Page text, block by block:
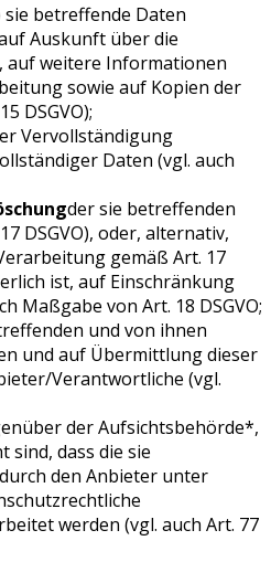
sie betreffende Daten
Auskunft über die
auf weitere Informationen
sowie auf Kopien der
DSGVO);
Vervollständigung
Daten (vgl. auch
der sie betreffenden
DSGVO), oder, alternativ,
gemäß Art. 17
ist, auf Einschränkung
Maßgabe von Art. 18 DSGVO;
und von ihnen
und auf Übermittlung dieser
Verantwortliche (vgl.
der Aufsichtsbehörde*,
sind, dass die sie
den Anbieter unter
werden (vgl. auch Art. 77